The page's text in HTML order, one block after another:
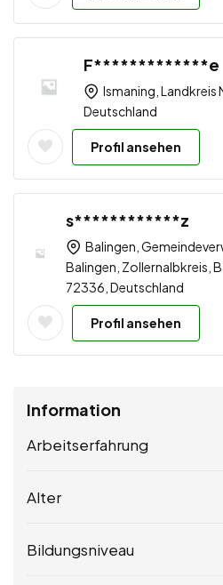
F*************e
Ismaning, Landkreis
Deutschland
Profil ansehen
s************z
Balingen,
Balingen, Zollernalbkreis,
72336, Deutschland
Profil ansehen
Information
Arbeitserfahrung
Alter
Bildungsniveau